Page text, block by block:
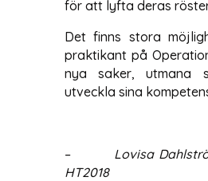
för att lyfta deras
Det finns stora
praktikant på
nya saker, utmana
utveckla sina
– Lovisa
HT2018